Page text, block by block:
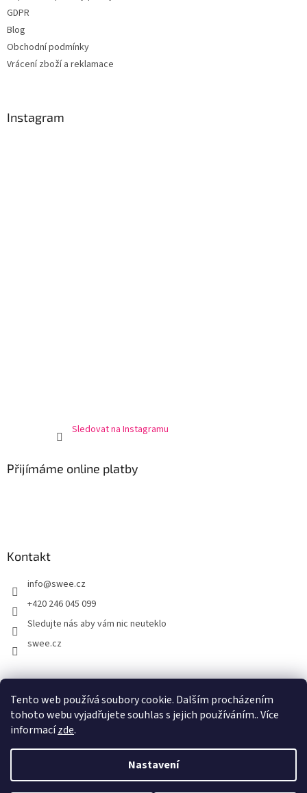
Tento web používá soubory cookie. Dalším procházením
tohoto webu vyjadřujete souhlas s jejich používáním.. Více
informacízde.
Nastavení
GDPR
Blog
Obchodní podmínky
Vrácení zboží a reklamace
Instagram
Sledovat na Instagramu
Přijímáme online platby
Kontakt
info@swee.cz
+420 246 045 099
Sledujte nás aby vám nic neuteklo
swee.cz